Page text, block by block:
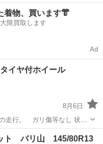
ける方のみお問...
着物、買います👘
限買取します
Ad
イヤ付ホイール
8月6日
走行。 ガリ傷等なし 状態
ヤ、ホイール
ト バリ山 145/80R13